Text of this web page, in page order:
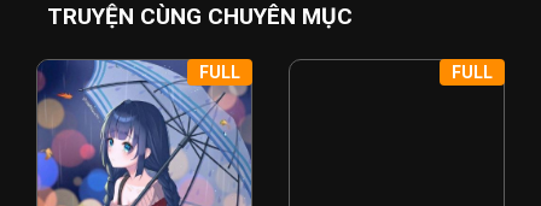
TRUYỆN CÙNG CHUYÊN MỤC
FULL FULL